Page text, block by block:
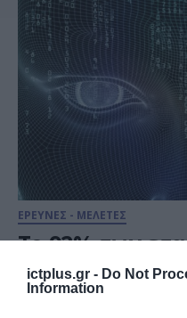
ictplus.gr - Do Not
Information
ΕΡΕΥΝΕΣ - ΜΕΛΕΤΕΣ
Το 92% των
Ελλάδα έχει
του ΑΙ